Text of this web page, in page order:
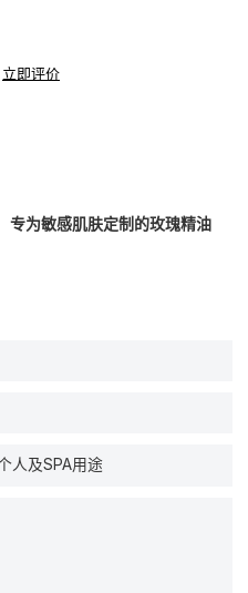
立即评价
专为敏感肌肤定制的玫瑰精油